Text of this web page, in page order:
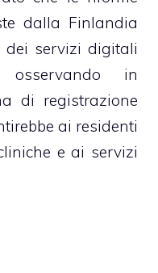
dalla Finlandia
dei servizi digitali
in
di registrazione
ai residenti
e ai servizi